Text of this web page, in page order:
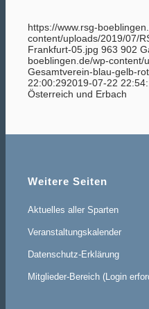
https://www.rsg-
content/uploads/2019/07/
Frankfurt-05.jpg 963 902
boeblingen.de/wp-content/
Gesamtverein-blau-gelb-
22:00:292019-07-22
Österreich und Erbach
Weitere Seiten
Aktuelles aller Sparten
Veranstaltungskalender
Datenschutz-Erklärung
Mitglieder-Bereich (Login